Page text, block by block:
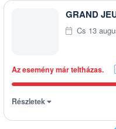
GRAND
Cs 13
Az esemény már teltházas.
Részletek